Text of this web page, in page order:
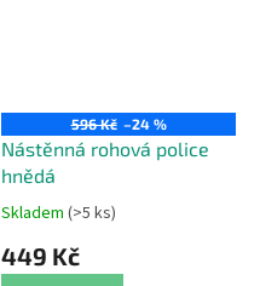
596 Kč –24 %
Nástěnná rohová police
hnědá
Průměrné
produktu
Skladem (>5 ks)
449 Kč